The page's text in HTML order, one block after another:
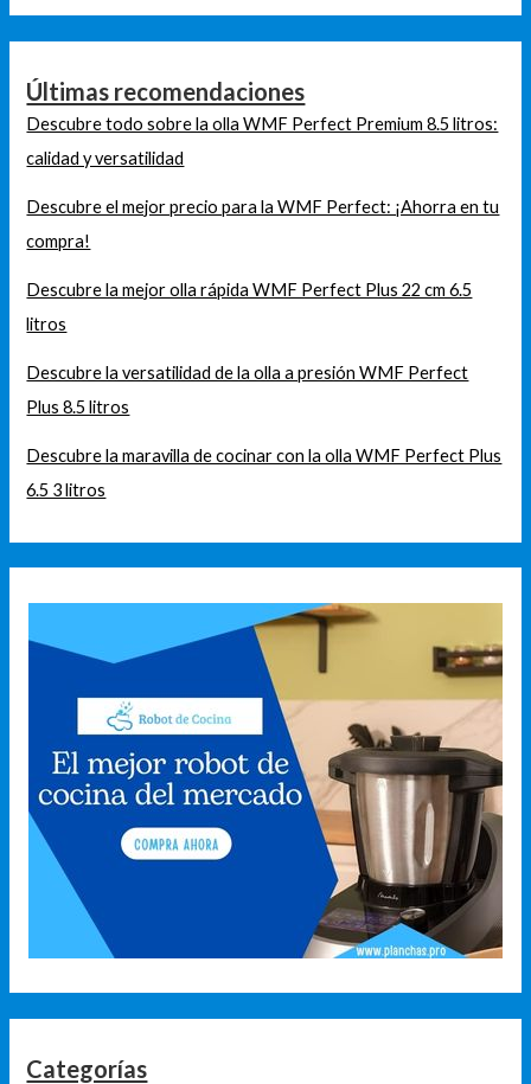
Últimas recomendaciones
Descubre todo sobre la olla WMF Perfect Premium 8.5 litros:
calidad y versatilidad
Descubre el mejor precio para la WMF Perfect: ¡Ahorra en tu
compra!
Descubre la mejor olla rápida WMF Perfect Plus 22 cm 6.5
litros
Descubre la versatilidad de la olla a presión WMF Perfect
Plus 8.5 litros
Descubre la maravilla de cocinar con la olla WMF Perfect Plus
6.5 3 litros
Categorías